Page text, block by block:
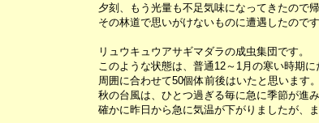
夕刻、もう光量も不足気味になってきたので
その林道で思いがけないものに遭遇したのです
リュウキュウアサギマダラの成虫集団です。
このような状態は、普通12～1月の寒い時期
周囲に合わせて50個体前後はいたと思います。
秋の台風は、ひとつ過ぎる毎に急に季節が進
確かに昨日から急に気温が下がりましたが、